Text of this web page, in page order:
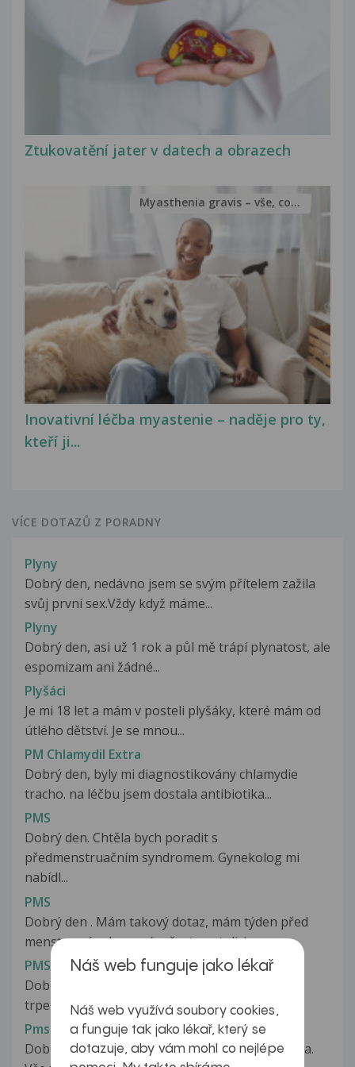
Ztukovatění jater v datech a obrazech
Inovativní léčba myastenie – naděje pro ty,
kteří ji...
Myasthenia gravis – vše, co...
VÍCE DOTAZŮ Z PORADNY
Plyny
Dobrý den, nedávno jsem se svým přítelem zažila
svůj první sex.Vždy když máme...
Plyny
Dobrý den, asi už 1 rok a půl mě trápí plynatost, ale
espomizam ani žádné...
Plyšáci
Je mi 18 let a mám v posteli plyšáky, které mám od
útlého dětství. Je se mnou...
PM Chlamydil Extra
Dobrý den, byly mi diagnostikovány chlamydie
tracho. na léčbu jsem dostala antibiotika...
PMS
Dobrý den. Chtěla bych poradit s
předmenstruačním syndromem. Gynekolog mi
nabídl...
PMS
Dobrý den . Mám takový dotaz, mám týden před
menstruací a dnes mám častou stolici...
PMS
Dobry vecer, Po 3 letech od porodu jsem zacala
trpet PMS, zasla jsem si za...
Pms
Dobrý den, asi druhým rokem užívám HAK Katya.
Náš web funguje jako lékař
Náš web využívá soubory cookies,
a funguje tak jako lékař, který se
dotazuje, aby vám mohl co nejlépe